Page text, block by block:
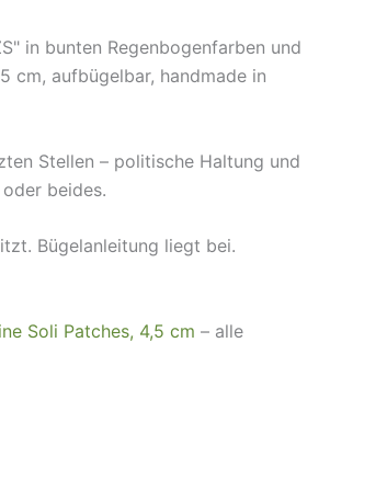
in bunten Regenbogenfarben und
cm, aufbügelbar, handmade in
Stellen – politische Haltung und
beides.
Bügelanleitung liegt bei.
Soli Patches, 4,5 cm – alle